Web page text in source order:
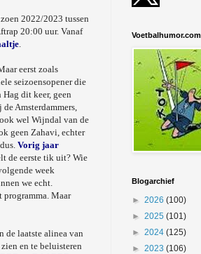
2022/2023 tussen
20:00 uur. Vanaf
.
eerst zoals
seizoensopener die
Hag dit keer, geen
Amsterdammers,
wel Wijndal van de
geen Zahavi, echter
Vorig jaar
de eerste tik uit? Wie
week
we echt.
programma. Maar
de laatste alinea van
en te beluisteren
Voetbalhumor.com
Blogarchief
► 2026 (100)
► 2025 (101)
► 2024 (125)
► 2023 (106)